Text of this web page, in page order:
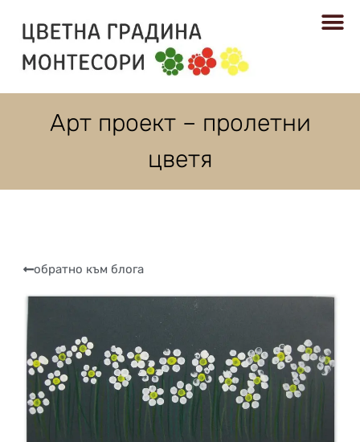
Арт проект – пролетни
цветя
обратно към блога